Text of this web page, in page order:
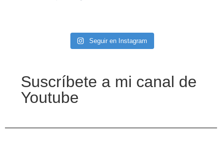
Seguir en Instagram
Suscríbete a mi canal de
Youtube